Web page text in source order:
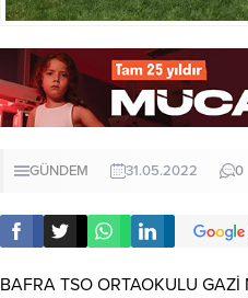
GÜNDEM 31.05.2022 0
BAFRA TSO ORTAOKULU GAZİ